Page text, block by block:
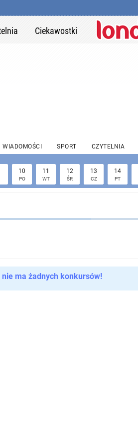
Ciekawostki
WIADOMOŚCI SPORT CZYTELNIA
10
PO
11
WT
12
ŚR
13
CZ
14
PT
ma żadnych konkursów!